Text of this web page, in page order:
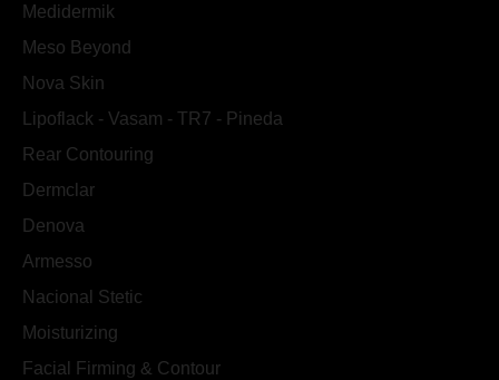
Medidermik
Meso Beyond
Nova Skin
Lipoflack - Vasam - TR7 - Pineda
Rear Contouring
Dermclar
Denova
Armesso
Nacional Stetic
Moisturizing
Facial Firming & Contour